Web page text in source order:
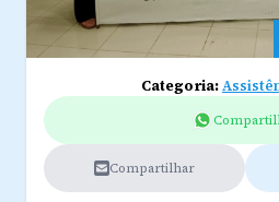
Categoria:
Compartilhar